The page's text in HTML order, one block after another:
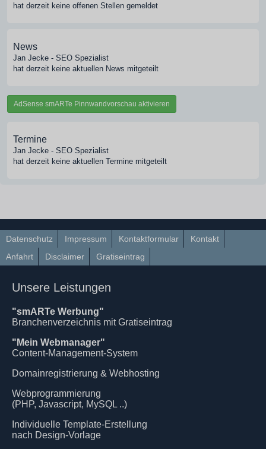
hat derzeit keine offenen Stellen gemeldet
News
Jan Jecke - SEO Spezialist
hat derzeit keine aktuellen News mitgeteilt
AdSense smARTe Pinnwandvorschau aktivieren
Termine
Jan Jecke - SEO Spezialist
hat derzeit keine aktuellen Termine mitgeteilt
Datenschutz Impressum Kontaktformular
Kontakt
Anfahrt
Disclaimer Gratiseintrag
Unsere Leistungen
"smARTe Werbung"
Branchenverzeichnis mit Gratiseintrag
"Mein Webmanager"
Content-Management-System
Domainregistrierung & Webhosting
Webprogrammierung
(PHP, Javascript, MySQL ..)
Individuelle Template-Erstellung
nach Design-Vorlage